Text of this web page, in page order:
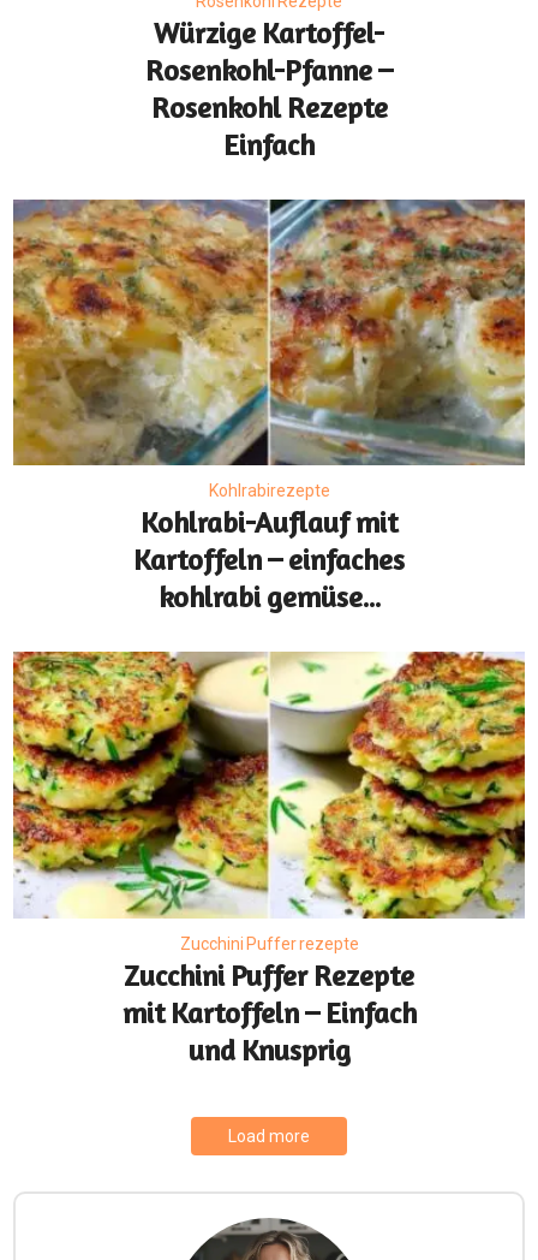
Würzige Kartoffel-
Rosenkohl-Pfanne –
Rosenkohl Rezepte
Einfach
Kohlrabirezepte
Kohlrabi-Auflauf mit
Kartoffeln – einfaches
kohlrabi gemüse...
Zucchini Puffer rezepte
Zucchini Puffer Rezepte
mit Kartoffeln – Einfach
und Knusprig
Load more